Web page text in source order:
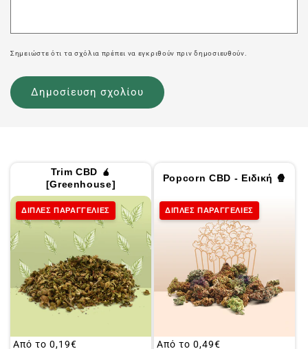
Σημειώστε ότι τα σχόλια πρέπει να εγκριθούν πριν δημοσιευθούν.
Trim CBD 🧉
[Greenhouse]
ΔΙΠΛΕΣ ΠΑΡΑΓΓΕΛΙΕΣ
Συνήθης
Από το 0,19€
Popcorn CBD - Ειδική 🍿
ΔΙΠΛΕΣ ΠΑΡΑΓΓΕΛΙΕΣ
Συνήθης
Από το 0,49€